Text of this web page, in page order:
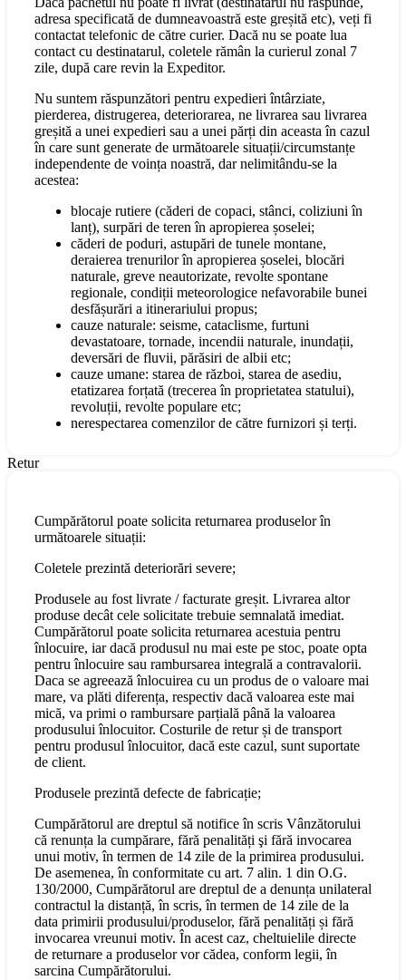
adresa specificată de dumneavoastră este greșită etc), veți fi
contactat telefonic de către curier. Dacă nu se poate lua
contact cu destinatarul, coletele rămân la curierul zonal 7
zile, după care revin la Expeditor.
Nu suntem răspunzători pentru expedieri întârziate,
pierderea, distrugerea, deteriorarea, ne livrarea sau livrarea
greșită a unei expedieri sau a unei părți din aceasta în cazul
în care sunt generate de următoarele situații/circumstanțe
independente de voința noastră, dar nelimitându-se la
acestea:
blocaje rutiere (căderi de copaci, stânci, coliziuni în
lanț), surpări de teren în apropierea șoselei;
căderi de poduri, astupări de tunele montane,
deraierea trenurilor în apropierea șoselei, blocări
naturale, greve neautorizate, revolte spontane
regionale, condiții meteorologice nefavorabile bunei
desfășurări a itinerariului propus;
cauze naturale: seisme, cataclisme, furtuni
devastatoare, tornade, incendii naturale, inundații,
deversări de fluvii, părăsiri de albii etc;
cauze umane: starea de război, starea de asediu,
etatizarea forțată (trecerea în proprietatea statului),
revoluții, revolte populare etc;
nerespectarea comenzilor de către furnizori și terți.
Retur
Cumpărătorul poate solicita returnarea produselor în
următoarele situații:
Coletele prezintă deteriorări severe;
Produsele au fost livrate / facturate greșit. Livrarea altor
produse decât cele solicitate trebuie semnalată imediat.
Cumpărătorul poate solicita returnarea acestuia pentru
înlocuire, iar dacă produsul nu mai este pe stoc, poate opta
pentru înlocuire sau rambursarea integrală a contravalorii.
Daca se agreează înlocuirea cu un produs de o valoare mai
mare, va plăti diferența, respectiv dacă valoarea este mai
mică, va primi o rambursare parțială până la valoarea
produsului înlocuitor. Costurile de retur și de transport
pentru produsul înlocuitor, dacă este cazul, sunt suportate
de client.
Produsele prezintă defecte de fabricație;
Cumpărătorul are dreptul să notifice în scris Vânzătorului
că renunța la cumpărare, fără penalități şi fără invocarea
unui motiv, în termen de 14 zile de la primirea produsului.
De asemenea, în conformitate cu art. 7 alin. 1 din O.G.
130/2000, Cumpărătorul are dreptul de a denunța unilateral
contractul la distanță, în scris, în termen de 14 zile de la
data primirii produsului/produselor, fără penalități și fără
invocarea vreunui motiv. În acest caz, cheltuielile directe
de returnare a produselor vor cădea, conform legii, în
sarcina Cumpărătorului.